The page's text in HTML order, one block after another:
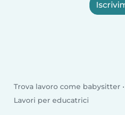
Trova lavoro come babysitter
Lavori per educatrici